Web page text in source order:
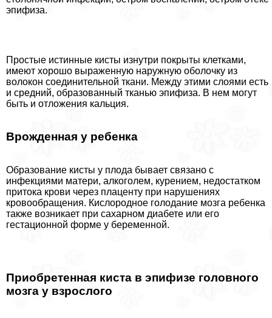
эпифиза.
Простые истинные кисты изнутри покрыты клетками,
имеют хорошо выраженную наружную оболочку из
волокон соединительной ткани. Между этими слоями есть
и средний, образованный тканью эпифиза. В нем могут
быть и отложения кальция.
Врожденная у ребенка
Образование кисты у плода бывает связано с
инфекциями матери, алкоголем, курением, недостатком
притока крови через плаценту при нарушениях
кровообращения. Кислородное голодание мозга ребенка
также возникает при сахарном диабете или его
гестационной форме у беременной.
Приобретенная киста в эпифизе головного
мозга у взрослого